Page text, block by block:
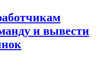
и вывести